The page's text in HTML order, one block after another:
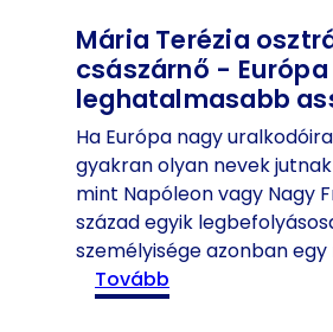
l
ó
ő
k
-
a
v
i
l
á
g
l
Mária Terézia
császárnő - Európa
leghatalmasabb
Ha Európa nagy
gyakran olyan nevek
mint Napóleon vagy Nagy
század egyik
személyisége azonban egy
tovább
M